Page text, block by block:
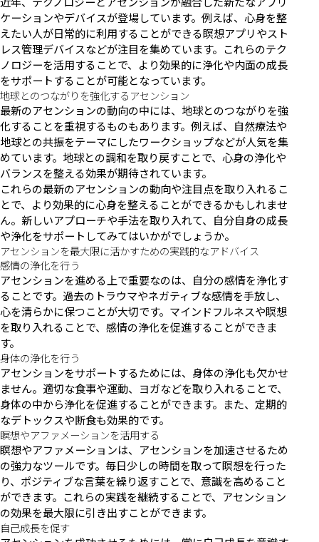
ケーションやデバイスが登場しています。例えば、心身を整
えたい人が日常的に利用することができる瞑想アプリやスト
レス管理デバイスなどが注目を集めています。これらのテク
ノロジーを活用することで、より効果的に浄化や内面の成長
をサポートすることが可能となっています。
地球とのつながりを強化するアセンション
最新のアセンションの動向の中には、地球とのつながりを強
化することを重視するものもあります。例えば、自然療法や
地球との共振をテーマにしたワークショップなどが人気を集
めています。地球との調和を取り戻すことで、心身の浄化や
バランスを整える効果が期待されています。
これらの最新のアセンションの動向や注目点を取り入れるこ
とで、より効果的に心身を整えることができるかもしれませ
ん。新しいアプローチや手法を取り入れて、自分自身の成長
や浄化をサポートしてみてはいかがでしょうか。
アセンションを最大限に活かすための実践的なアドバイス
感情の浄化を行う
アセンションを進める上で重要なのは、自分の感情を浄化す
ることです。過去のトラウマやネガティブな感情を手放し、
心を清らかに保つことが大切です。マインドフルネスや瞑想
を取り入れることで、感情の浄化を促進することができま
す。
身体の浄化を行う
アセンションをサポートするためには、身体の浄化も欠かせ
ません。適切な食事や運動、ヨガなどを取り入れることで、
身体の中から浄化を促進することができます。また、定期的
なデトックスや断食も効果的です。
瞑想やアファメーションを活用する
瞑想やアファメーションは、アセンションを加速させるため
の強力なツールです。毎日少しの時間を取って瞑想を行った
り、ポジティブな言葉を繰り返すことで、意識を高めること
ができます。これらの実践を継続することで、アセンション
の効果を最大限に引き出すことができます。
自己成長を促す